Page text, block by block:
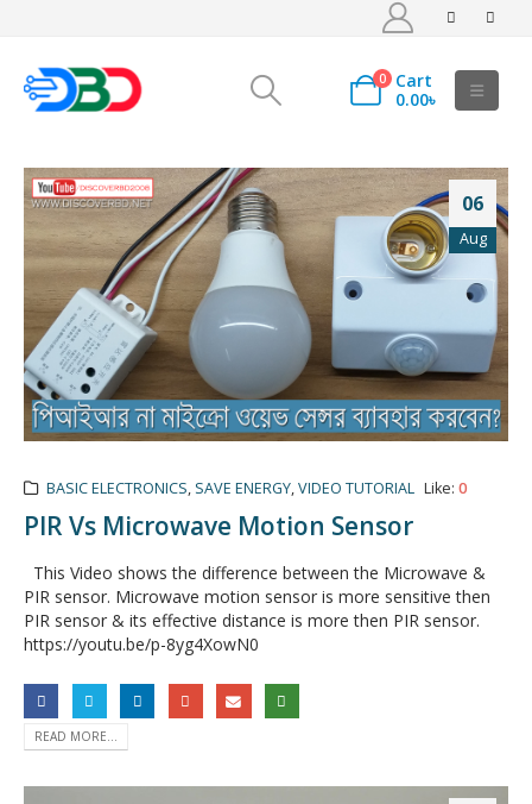
0
Cart
0.00৳
06
Aug
BASIC ELECTRONICS, SAVE ENERGY,VIDEO TUTORIAL Like: 0
PIR Vs Microwave Motion Sensor
This Video shows the difference between the Microwave &
PIR sensor. Microwave motion sensor is more sensitive then
PIR sensor & its effective distance is more then PIR sensor.
https://youtu.be/p-8yg4XowN0
READ MORE...